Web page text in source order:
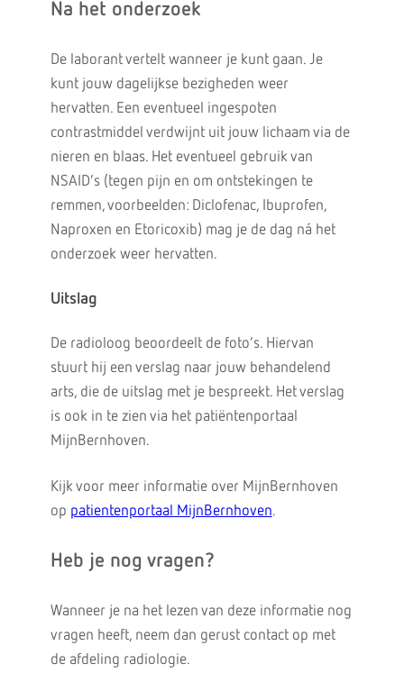
Na het onderzoek
De laborant vertelt wanneer je kunt gaan. Je
kunt jouw dagelijkse bezigheden weer
hervatten. Een eventueel ingespoten
contrastmiddel verdwijnt uit jouw lichaam via de
nieren en blaas. Het eventueel gebruik van
NSAID’s (tegen pijn en om ontstekingen te
remmen, voorbeelden: Diclofenac, Ibuprofen,
Naproxen en Etoricoxib) mag je de dag ná het
onderzoek weer hervatten.
Uitslag
De radioloog beoordeelt de foto’s. Hiervan
stuurt hij een verslag naar jouw behandelend
arts, die de uitslag met je bespreekt. Het verslag
is ook in te zien via het patiëntenportaal
MijnBernhoven.
Kijk voor meer informatie over MijnBernhoven
op patientenportaal MijnBernhoven.
Heb je nog vragen?
Wanneer je na het lezen van deze informatie nog
vragen heeft, neem dan gerust contact op met
de afdeling radiologie.